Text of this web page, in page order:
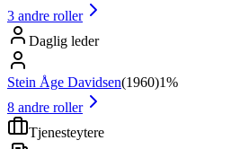
3 andre roller
Daglig leder
Stein Åge Davidsen(1960)1%
8 andre roller
Tjenesteytere